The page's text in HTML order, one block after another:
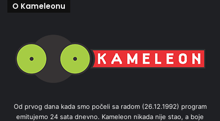
O Kameleonu
Od prvog dana kada smo počeli sa radom (26.12.1992) program
emitujemo 24 sata dnevno. Kameleon nikada nije stao, a boje